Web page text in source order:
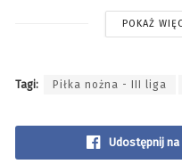
POKAŻ
Tagi: Piłka nożna - III liga
Udostępnij na